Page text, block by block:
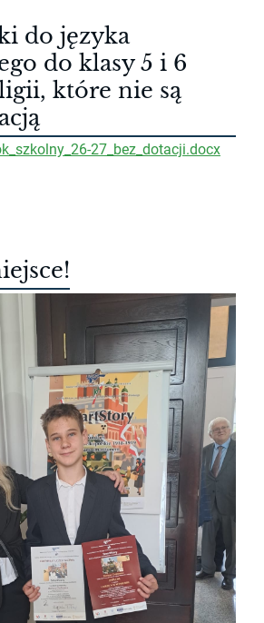
do języka
do klasy 5 i 6
które nie są
27_bez_dotacji.docx